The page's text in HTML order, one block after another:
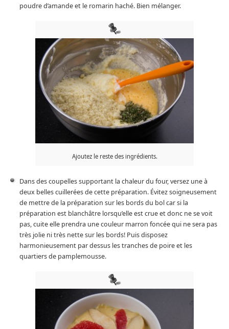
poudre d’amande et le romarin haché. Bien mélanger.
Ajoutez le reste des ingrédients.
Dans des coupelles supportant la chaleur du four, versez une à
deux belles cuillerées de cette préparation. Évitez soigneusement
de mettre de la préparation sur les bords du bol car si la
préparation est blanchâtre lorsqu’elle est crue et donc ne se voit
pas, cuite elle prendra une couleur marron foncée qui ne sera pas
très jolie ni très nette sur les bords! Puis disposez
harmonieusement par dessus les tranches de poire et les
quartiers de pamplemousse.